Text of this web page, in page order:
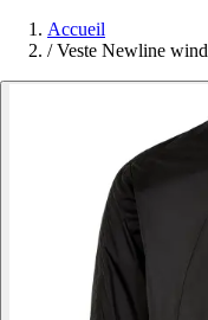
Accueil
/ Veste Newline wind